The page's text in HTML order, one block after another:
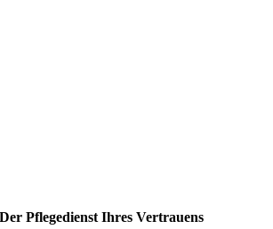
Der Pflegedienst Ihres Vertrauens